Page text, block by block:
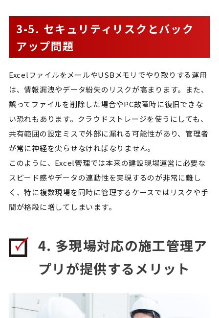
3-5. セキュリティリスクとバック
アップ問題
ExcelファイルをメールやUSBメモリでやり取りする運用
は、情報漏洩やデータ紛失のリスクが高まります。また、
誤ってファイルを削除した場合やPC故障時に復旧できな
い恐れもあります。クラウドストレージを使うにしても、
共有範囲の設定ミスで外部に漏れる可能性があり、管理者
が常に神経を尖らせなければなりません。
このように、Excel管理では本来の建設現場運営に必要な
スピード感やデータの連動性を実現するのが非常に難し
く、特に複数現場を同時に管理するケースではリスクや手
間が格段に増してしまいます。
4. 多現場対応の施工管理ア
プリが提供するメリット